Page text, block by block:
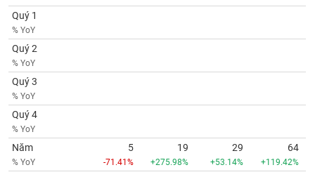
Quý 1
% YoY
Quý 2
% YoY
Quý 3
% YoY
Quý 4
% YoY
Năm
% YoY
5
-71.41%
19
+275.98%
29
+53.14%
64
+119.42%
BẤT
ĐỘNG
SẢN
Mã
chứng
khoán
(-)
Tất cả Cổ phiếu Chỉ số Chứng chỉ quỹ Chứng
Lãnh